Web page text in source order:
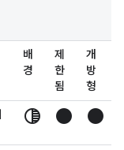
배
경
제
한
됨
개
방
형
tonality circle circle